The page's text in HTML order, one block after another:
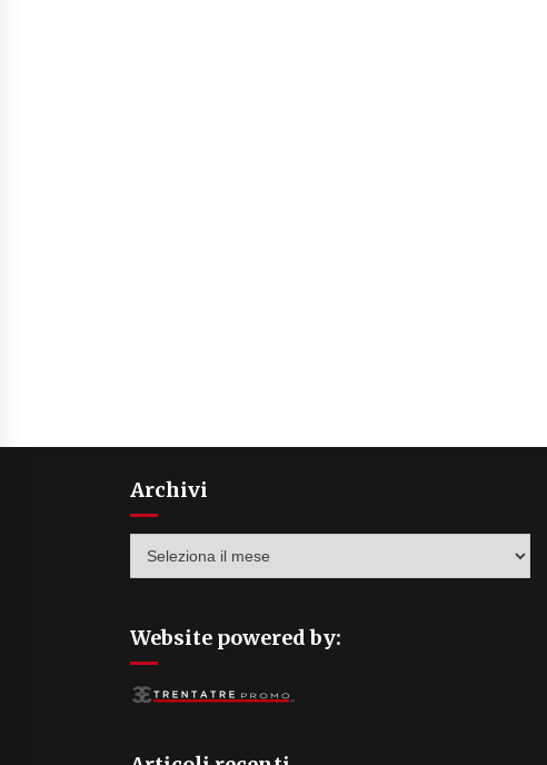
Archivi
Website powered by: